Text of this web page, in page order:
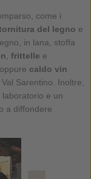
come i
del legno e
in lana, stoffa
frittelle e
oppure caldo vin
Sarentino. Inoltre,
e un
a diffondere